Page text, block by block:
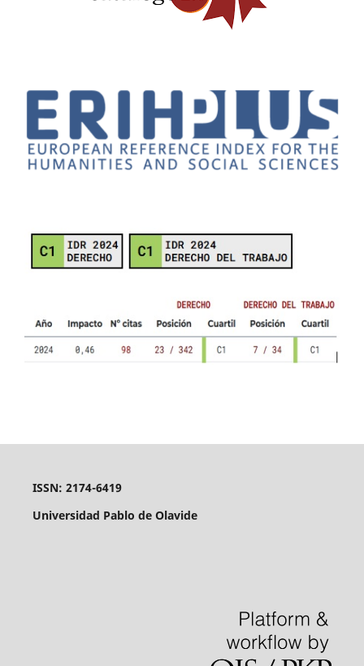
ISSN: 2174-6419
Universidad Pablo de Olavide